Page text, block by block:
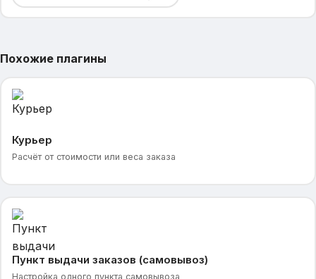
Похожие плагины
Курьер
Расчёт от стоимости или веса заказа
Пункт выдачи заказов (самовывоз)
Настройка одного пункта самовывоза